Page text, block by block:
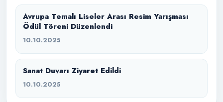
Avrupa Temalı Liseler Arası Resim Yarışması
Ödül Töreni Düzenlendi
10.10.2025
Sanat Duvarı Ziyaret Edildi
10.10.2025